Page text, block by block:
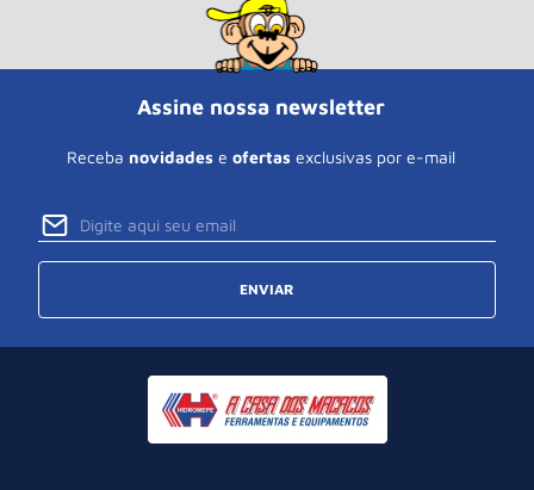
Assine nossa newsletter
Receba novidades e ofertas exclusivas por e-mail
ENVIAR